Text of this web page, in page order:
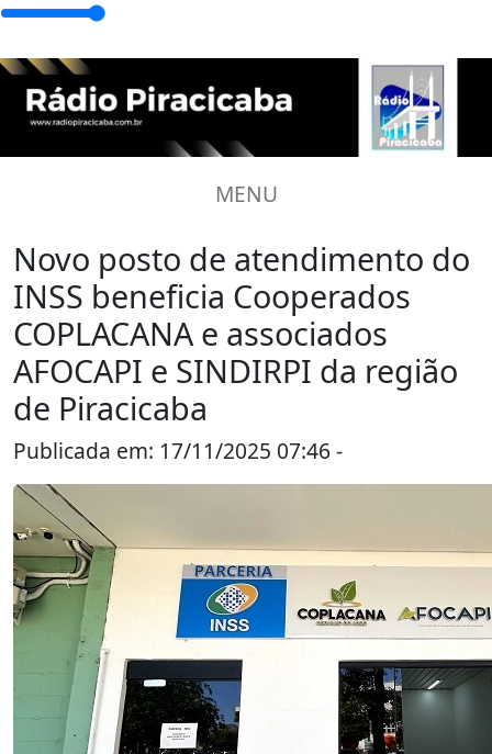
MENU
Novo posto de atendimento do
INSS beneficia Cooperados
COPLACANA e associados
AFOCAPI e SINDIRPI da região
de Piracicaba
Publicada em: 17/11/2025 07:46 -